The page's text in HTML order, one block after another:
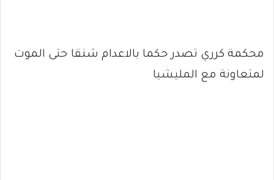
محكمة كرري تصدر حكما بالاعدام شنقا حتى الموت
لمتعاونة مع المليشيا